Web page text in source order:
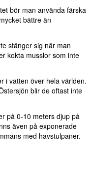
bör man använda färska
bättre än
stänger sig när man
kokta musslor som inte
i vatten över hela världen.
blir de oftast inte
på 0-10 meters djup på
även på exponerade
med havstulpaner.